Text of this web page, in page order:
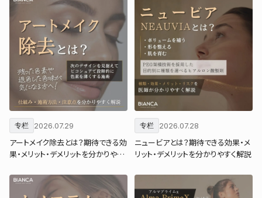
专栏 2026.07.29
アートメイク除去とは？期待できる効
果・メリット・デメリットを分かりやす
专栏 2026.07.28
ニュービアとは？期待できる効果・メ
リット・デメリットを分かりやすく解説